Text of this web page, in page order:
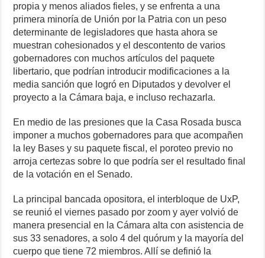
propia y menos aliados fieles, y se enfrenta a una
primera minoría de Unión por la Patria con un peso
determinante de legisladores que hasta ahora se
muestran cohesionados y el descontento de varios
gobernadores con muchos artículos del paquete
libertario, que podrían introducir modificaciones a la
media sanción que logró en Diputados y devolver el
proyecto a la Cámara baja, e incluso rechazarla.
En medio de las presiones que la Casa Rosada busca
imponer a muchos gobernadores para que acompañen
la ley Bases y su paquete fiscal, el poroteo previo no
arroja certezas sobre lo que podría ser el resultado final
de la votación en el Senado.
La principal bancada opositora, el interbloque de UxP,
se reunió el viernes pasado por zoom y ayer volvió de
manera presencial en la Cámara alta con asistencia de
sus 33 senadores, a solo 4 del quórum y la mayoría del
cuerpo que tiene 72 miembros. Allí se definió la